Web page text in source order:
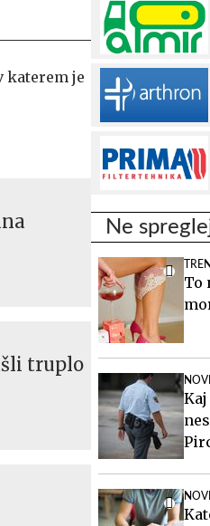
katerem je
truplo
Ne
To
Kaj